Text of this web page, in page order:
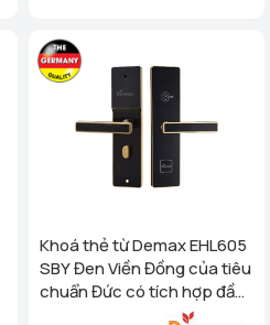
Khoá thẻ từ Demax EHL605
SBY Đen Viền Đồng của tiêu
chuẩn Đức có tích hợp đầu